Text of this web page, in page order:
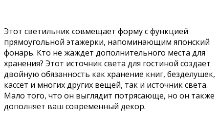
Этот светильник совмещает форму с функцией
прямоугольной этажерки, напоминающим японский
фонарь. Кто не жаждет дополнительного места для
хранения? Этот источник света для гостиной создает
двойную обязанность как хранение книг, безделушек,
кассет и многих других вещей, так и источник света.
Мало того, что он выглядит потрясающе, но он также
дополняет ваш современный декор.